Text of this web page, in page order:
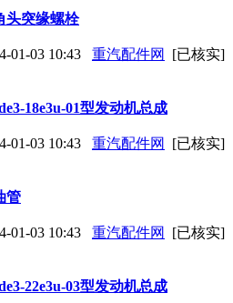
头突缘螺栓
01-03 10:43 重汽配件网 [已核实]
18e3u-01型发动机总成
01-03 10:43 重汽配件网 [已核实]
管
01-03 10:43 重汽配件网 [已核实]
22e3u-03型发动机总成